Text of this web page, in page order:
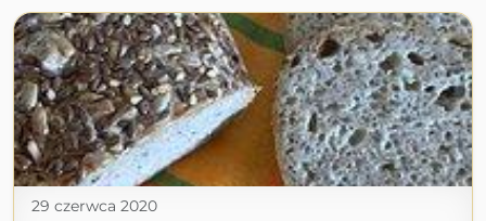
29 czerwca 2020